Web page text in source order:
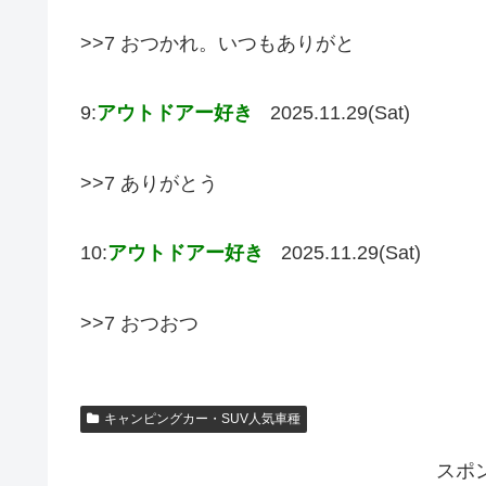
>>7 おつかれ。いつもありがと
9:アウトドアー好き 2025.11.29(Sat)
>>7 ありがとう
10:アウトドアー好き 2025.11.29(Sat)
>>7 おつおつ
キャンピングカー・SUV人気車種
スポ